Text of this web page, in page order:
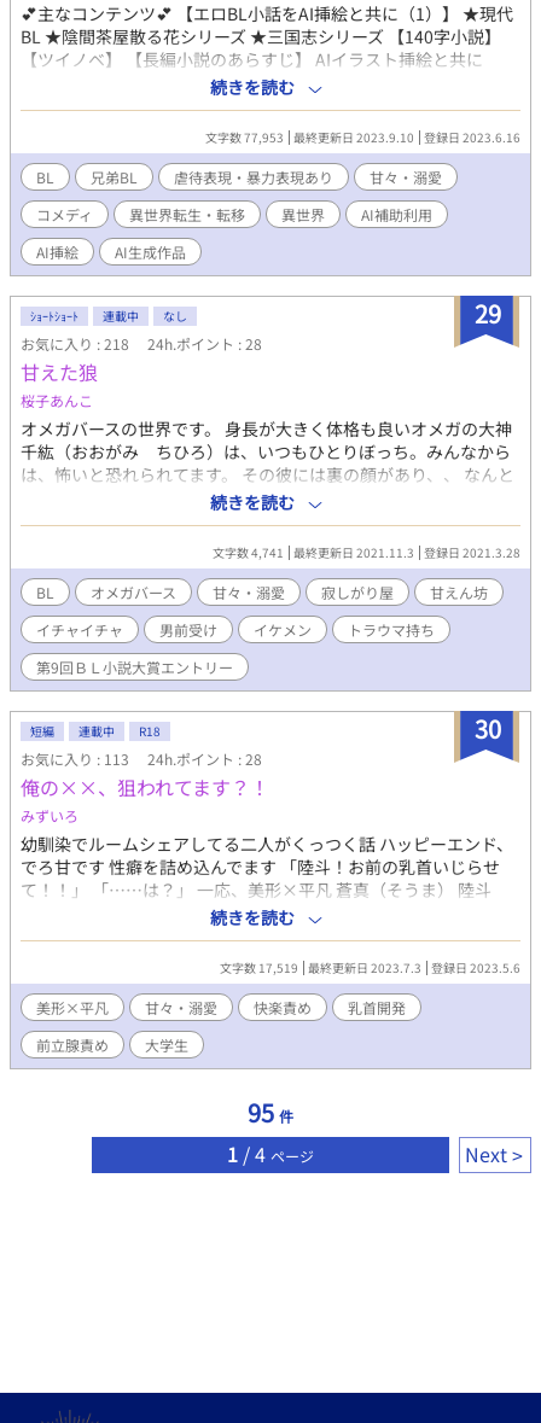
💕主なコンテンツ💕 【エロBL小話をAI挿絵と共に（1）】 ★現代
BL ★陰間茶屋散る花シリーズ ★三国志シリーズ 【140字小説】
【ツイノベ】 【長編小説のあらすじ】 AIイラスト挿絵と共に
BLSSを楽しんで頂けると嬉しいです😀 ☆挿絵は全てAIイラストで
す。 ☆挿絵が上限に達したため→2に続く よろしくお願いします
続きを読む
文字数 77,953 最終更新日 2023.9.10 登録日 2023.6.16
BL 兄弟BL 虐待表現・暴力表現あり
甘々・溺愛
コメディ
異世界転生・転移 異世界
AI補助利用
AI挿絵
AI生成作品
29
ｼｮｰﾄｼｮｰﾄ 連載中 なし
お気に入り : 218 24h.ポイント : 28
甘えた狼
桜子あんこ
オメガバースの世界です。 身長が大きく体格も良いオメガの大神
千紘（おおがみ ちひろ）は、いつもひとりぼっち。みんなから
は、怖いと恐れられてます。 その彼には裏の顔があり、、 なんと
彼は、とても甘えん坊の寂しがり屋。 いつか彼も誰かに愛される
ことを望んでいます。 そんな日常からある日生徒会に目をつけら
れます。その彼は、アルファで優等生の大里誠（おおさと まこ
と）という男です。 またその彼にも裏の顔があり、、 この物語は
運命と出会い愛を育むお話です。
続きを読む
文字数 4,741 最終更新日 2021.11.3 登録日 2021.3.28
BL オメガバース 甘々・溺愛 寂しがり屋
甘えん坊
イチャイチャ
男前受け イケメン
トラウマ持ち
第9回ＢＬ小説大賞エントリー
30
短編 連載中 R18
お気に入り : 113 24h.ポイント : 28
俺の××、狙われてます？！
みずいろ
幼馴染でルームシェアしてる二人がくっつく話 ハッピーエンド、
でろ甘です 性癖を詰め込んでます 「陸斗！お前の乳首いじらせ
て！！」 「……は？」 一応、美形×平凡 蒼真（そうま） 陸斗
（りくと） もともと完結した話だったのを、続きを書きたかった
ので加筆修正しました。 こういう開発系、受けがめっちゃどろ
どろにされる話好きなんですけど、あんまなかったんで自給自足
です！ 甘い。(当社比) 一応開発系が書きたかったので話はゆ
っくり進めていきます。乳首開発/前立腺開発/玩具責め/結腸責
め とりあえず時間のある時に書き足していきます！
続きを読む
文字数 17,519 最終更新日 2023.7.3 登録日 2023.5.6
美形×平凡 甘々・溺愛 快楽責め
乳首開発
前立腺責め
大学生
95 件
1 / 4 ページ Next